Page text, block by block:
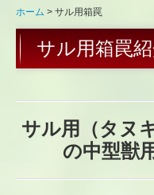
ホーム サル用箱罠
サル用箱罠
サル用（タヌ
の中型獣